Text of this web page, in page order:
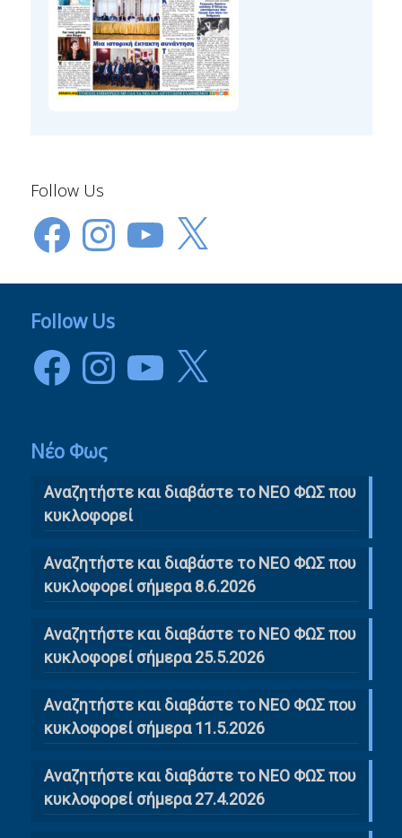
Follow Us
FacebookInstagramYouTube
X
Follow Us
FacebookInstagramYouTube
X
Νέο Φως
Αναζητήστε και διαβάστε το NΕΟ ΦΩΣ που
κυκλοφορεί
Αναζητήστε και διαβάστε το ΝΕΟ ΦΩΣ που
κυκλοφορεί σήμερα 8.6.2026
Αναζητήστε και διαβάστε το ΝΕΟ ΦΩΣ που
κυκλοφορεί σήμερα 25.5.2026
Αναζητήστε και διαβάστε το ΝΕΟ ΦΩΣ που
κυκλοφορεί σήμερα 11.5.2026
Αναζητήστε και διαβάστε το ΝΕΟ ΦΩΣ που
κυκλοφορεί σήμερα 27.4.2026